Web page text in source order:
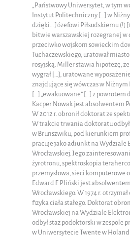
„Państwowy Uniwersytet, w tym
Instytut Politechniczny […] w
dzięki… Józefowi Piłsudskiemu (!)
bitwie warszawskiej rozegranej w
przeciwko wojskom sowieckim
Tuchaczewskiego, uratował
rosyjską. Miller stawia hipotezę,
wygrał […], uratowane
znajdujące się wówczas w
[…] „ewakuowane” […] z powrotem
Kacper Nowak jest absolwentem
W 2012 r. obronił doktorat ze
W trakcie trwania doktoratu
w Brunszwiku, pod kierunkiem
pracuje jako adiunkt na
Wrocławskiej. Jego
żyrotronu, spektroskopia
przemysłowa, sieci komputerowe
Edward F. Pliński jest
Wrocławskiego. W 1974 r.
fizyka ciała stałego. Doktorat
Wrocławskiej na Wydziale
odbył staż podoktorski w zespole
w Uniwersytecie Twente w